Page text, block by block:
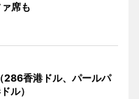
席も
286香港ドル、パールパ
ル）